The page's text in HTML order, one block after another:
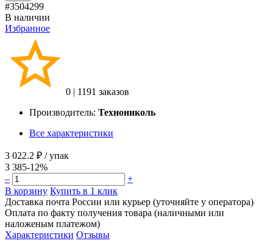
#3504299
В наличии
Избранное
0 | 1191 заказов
Производитель: Технониколь
Все характеристики
3 022.2 ₽ / упак
3 385-12%
–
+
В корзину Купить в 1 клик
Доставка почта России или курьер (уточняйте у оператора)
Оплата по факту получения товара (наличными или
наложеным платежом)
Характеристики Отзывы